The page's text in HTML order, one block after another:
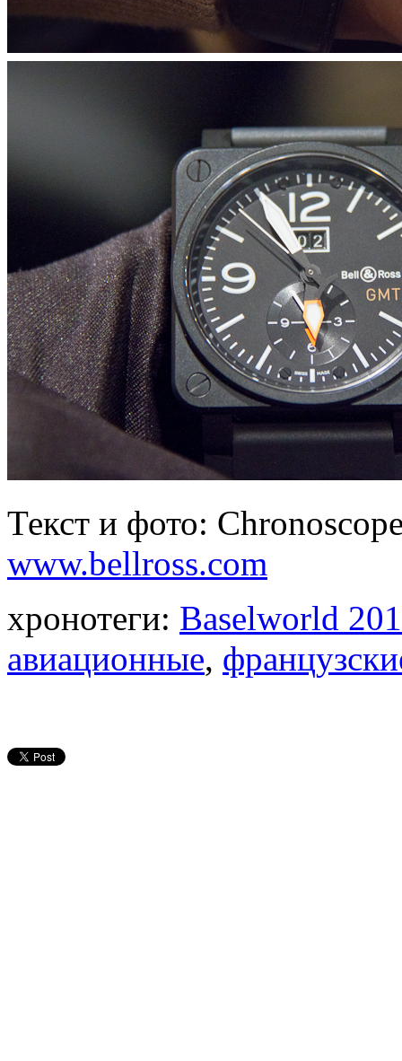
Текст и фото:
www.bellross.com
хронотеги: Baselworld
авиационные,